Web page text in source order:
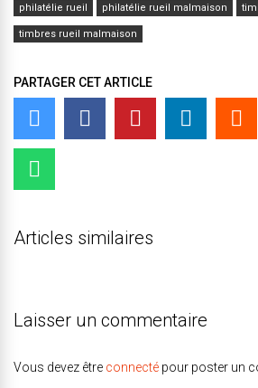
philatélie rueil philatélie rueil malmaison
timbres rueil malmaison
PARTAGER CET ARTICLE
Articles similaires
Laisser un commentaire
Vous devez être connecté pour poster un